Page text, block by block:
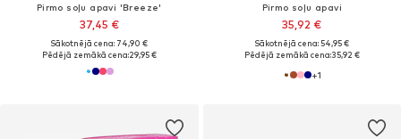
Pirmo soļu apavi 'Breeze'
37,45 €
Sākotnējā cena: 74,90 €
Pēdējā zemākā cena:29,95 €
Pirmo soļu apavi
35,92 €
Sākotnējā cena: 54,95 €
Pēdējā zemākā cena:35,92 €
+1